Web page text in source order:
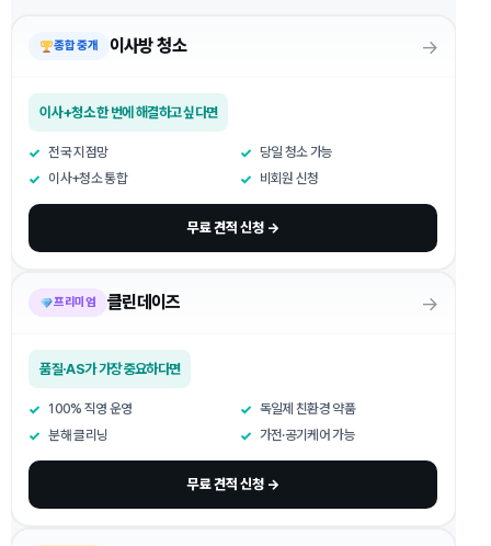
종합 중개 이사방 청소 →
이사+청소 한 번에 해결하고 싶다면
전국 지점망
당일 청소 가능
이사+청소 통합
비회원 신청
무료 견적 신청 →
프리미엄 클린데이즈 →
품질·AS가 가장 중요하다면
100% 직영 운영
독일제 친환경 약품
분해 클리닝
가전·공기케어 가능
무료 견적 신청 →